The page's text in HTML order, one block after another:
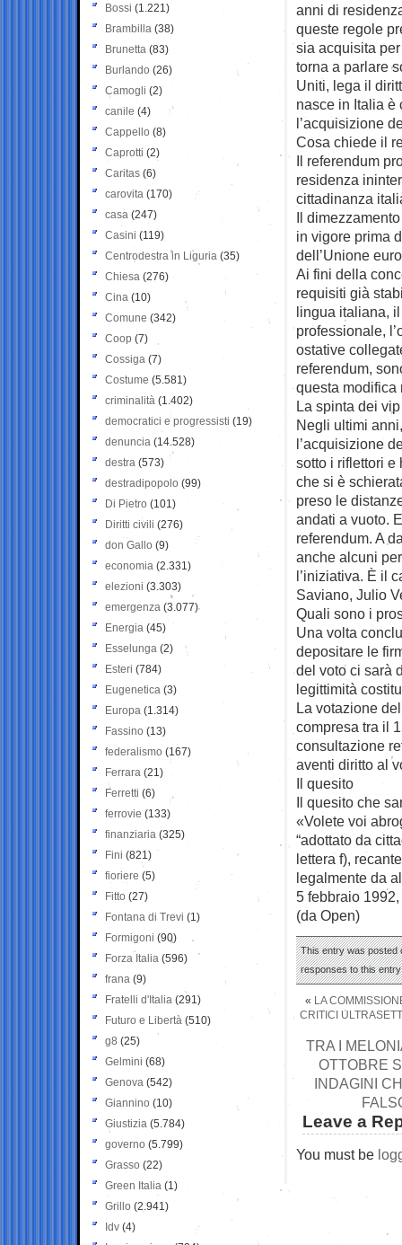
anni di
queste regole
sia acquisita
torna a parlare
Uniti, lega il
nasce in Italia è
l’acquisizione
Cosa chiede il
Il referendum
residenza
cittadinanza
Il
in vigore prima
dell’Unione
Ai fini della
requisiti già
lingua italiana,
professionale,
ostative
referendum,
questa modifica
La spinta dei vip
Negli ultimi
l’acquisizione
sotto i riflettori e
che si è
preso le
andati a vuoto.
referendum. A
anche alcuni
l’iniziativa. È il
Saviano, Julio
Quali sono i
Una volta
depositare le
del voto ci sarà
legittimità
La votazione
compresa tra il
consultazione
aventi diritto al
Il quesito
Il quesito che
«Volete voi
“adottato da
lettera f),
legalmente da
5 febbraio
(da Open)
This entry was posted
responses to this
« LA
CRITICI
TRA I
OTTOBRE
INDAGINI
Leave a
You must be
Bossi (1.221)
Brambilla (38)
Brunetta (83)
Burlando (26)
Camogli (2)
canile (4)
Cappello (8)
Caprotti (2)
Caritas (6)
carovita (170)
casa (247)
Casini (119)
Centrodestra in Liguria (35)
Chiesa (276)
Cina (10)
Comune (342)
Coop (7)
Cossiga (7)
Costume (5.581)
criminalità (1.402)
democratici e progressisti (19)
denuncia (14.528)
destra (573)
destradipopolo (99)
Di Pietro (101)
Diritti civili (276)
don Gallo (9)
economia (2.331)
elezioni (3.303)
emergenza (3.077)
Energia (45)
Esselunga (2)
Esteri (784)
Eugenetica (3)
Europa (1.314)
Fassino (13)
federalismo (167)
Ferrara (21)
Ferretti (6)
ferrovie (133)
finanziaria (325)
Fini (821)
fioriere (5)
Fitto (27)
Fontana di Trevi (1)
Formigoni (90)
Forza Italia (596)
frana (9)
Fratelli d'Italia (291)
Futuro e Libertà (510)
g8 (25)
Gelmini (68)
Genova (542)
Giannino (10)
Giustizia (5.784)
governo (5.799)
Grasso (22)
Green Italia (1)
Grillo (2.941)
Idv (4)